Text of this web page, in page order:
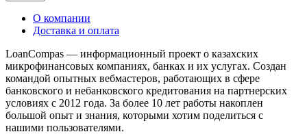
О компании
Доставка и оплата
LoanCompas — информационный проект о казахских
микрофинансовых компаниях, банках и их услугах. Создан
командой опытных вебмастеров, работающих в сфере
банковского и небанковского кредитования на партнерских
условиях с 2012 года. За более 10 лет работы накоплен
большой опыт и знания, которыми хотим поделиться с
нашими пользователями.